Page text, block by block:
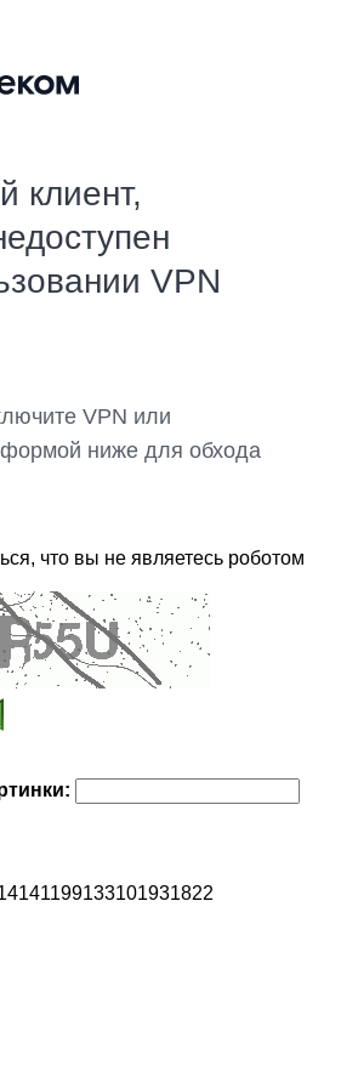
клиент,
VPN
VPN или
формой ниже для обхода
что вы не являетесь роботом